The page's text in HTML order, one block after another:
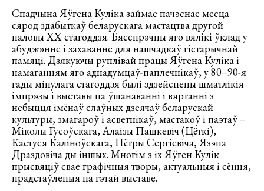
Спадчына Яўгена Куліка займае пачэснае месца
сярод здабыткаў беларускага мастацтва другой
паловы ХХ стагоддзя. Бясспрэчны яго вялікі ўклад у
абуджэнне і захаванне для нашчадкаў гістарычнай
памяці. Дзякуючы руплівай працы Яўгена Куліка і
намаганням яго аднадумцаў-паплечнікаў, у 80–90-я
гады мінулага стагоддзя былі здзейснены шматлікія
імпрэзы і выставы па ўшанаванні і вяртанні з
небыцця імёнаў слаўных дзеячаў беларускай
культуры, змагароў і асветнікаў, мастакоў і паэтаў –
Міколы Гусоўскага, Алаізы Пашкевіч (Цёткі),
Кастуся Каліноўскага, Пётры Сергіевіча, Язэпа
Драздовіча ды іншых. Многім з іх Яўген Кулік
прысвяціў свае графічныя творы, актуальныя і сёння,
прадстаўленыя на гэтай выставе.